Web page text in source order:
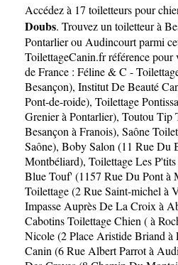
Accédez à 17 toiletteurs pour
Doubs. Trouvez un toiletteur à
Pontarlierou Audincourtparmi
ToilettageCanin.fr référence pour
de France : Féline & C -
Besançon), Institut De Beauté
Pont-de-roide), Toilettage
Grenier à Pontarlier), Toutou Tip
Besançon à Franois), Saône
Saône), Boby Salon (11 Rue Du
Montbéliard), Toilettage Les
Blue Touf' (1157 Rue Du Pont à
Toilettage (2 Rue Saint-michel à
Impasse Auprès De La Croix à
Cabotins Toilettage Chien ( à
Nicole (2 Place Aristide Briand à
Canin (6 Rue Albert Parrot à